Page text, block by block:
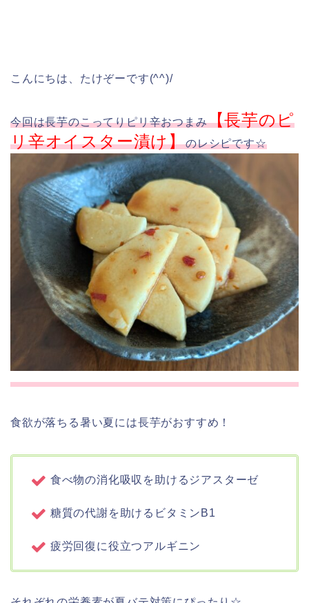
こんにちは、たけぞーです(^^)/
今回は長芋のこってりピリ辛おつまみ【長芋のピ
リ辛オイスター漬け】のレシピです☆
食欲が落ちる暑い夏には長芋がおすすめ！
食べ物の消化吸収を助けるジアスターゼ
糖質の代謝を助けるビタミンB1
疲労回復に役立つアルギニン